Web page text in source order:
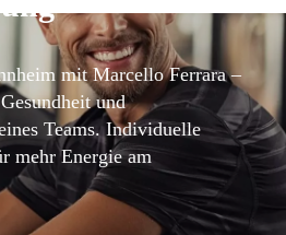
mit Marcello Ferrara –
und
Teams. Individuelle
mehr Energie am